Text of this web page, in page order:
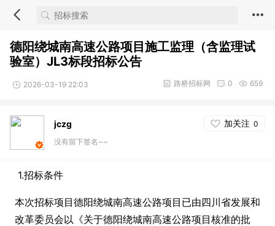
德阳绕城南高速公路项目施工监理（含监理试
验室）JL3标段招标公告
2026-03-19 22:03 659
0
路桥招标网
jczg 加关注 0
没有留下签名~~
1.招标条件
本次招标项目德阳绕城南高速公路项目已由四川省发展和
改革委员会以《关于德阳绕城南高速公路项目核准的批